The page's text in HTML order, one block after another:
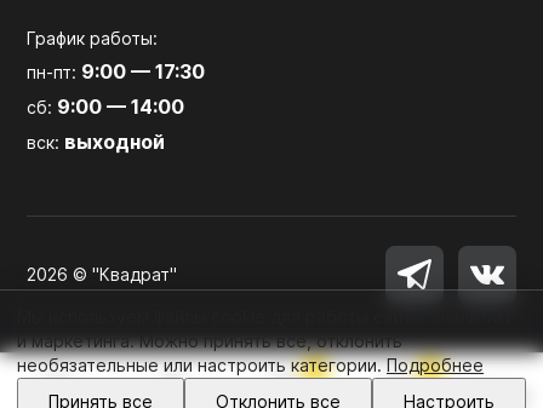
0 0
Войти
График работы:
пн-пт: 9:00 — 17:30
сб: 9:00 — 14:00
вск: выходной
2026 © "Квадрат"
и маркетинга. Можно принять все, отклонить
необязательные или настроить категории.Подробнее
Принять все
Отклонить все Настроить